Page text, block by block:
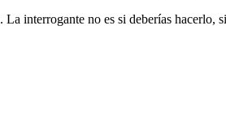
. La interrogante no es si deberías hacerlo,